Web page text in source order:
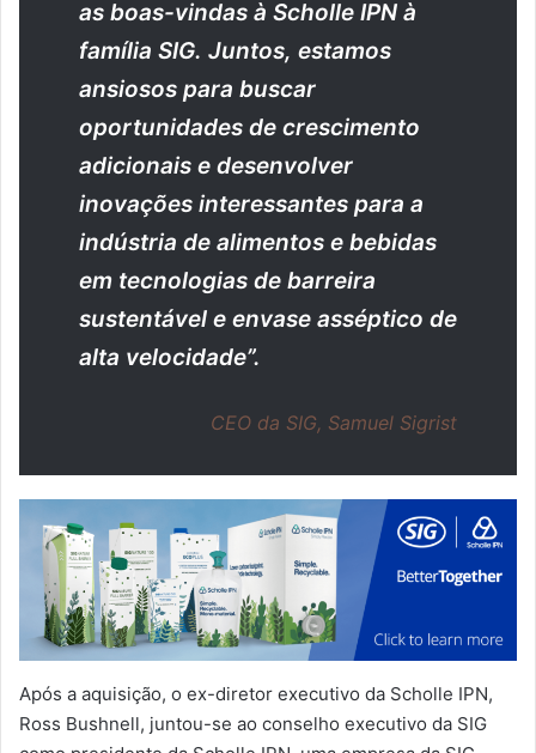
as boas-vindas à Scholle IPN à
família SIG. Juntos, estamos
ansiosos para buscar
oportunidades de crescimento
adicionais e desenvolver
inovações interessantes para a
indústria de alimentos e bebidas
em tecnologias de barreira
sustentável e envase asséptico de
alta velocidade”.
CEO da SIG, Samuel Sigrist
Após a aquisição, o ex-diretor executivo da Scholle IPN,
Ross Bushnell, juntou-se ao conselho executivo da SIG